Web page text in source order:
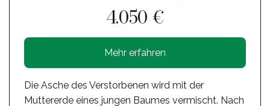
4.050 €
Mehr erfahren
Die Asche des Verstorbenen wird mit der
Muttererde eines jungen Baumes vermischt. Nach